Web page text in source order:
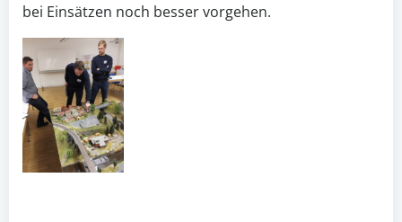
bei Einsätzen noch besser vorgehen.